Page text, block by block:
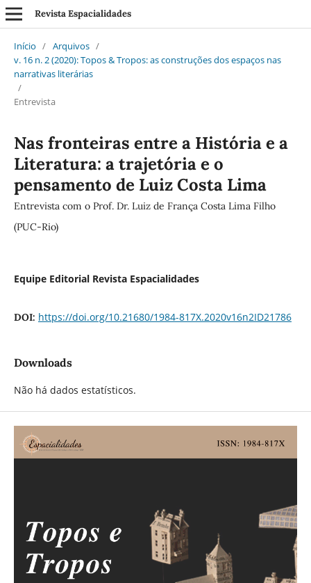
Revista Espacialidades
Início / Arquivos /
v. 16 n. 2 (2020): Topos & Tropos: as construções dos espaços nas
narrativas literárias
/
Entrevista
Nas fronteiras entre a História e a
Literatura: a trajetória e o
pensamento de Luiz Costa Lima
Entrevista com o Prof. Dr. Luiz de França Costa Lima Filho
(PUC-Rio)
Equipe Editorial Revista Espacialidades
DOI: https://doi.org/10.21680/1984-817X.2020v16n2ID21786
Downloads
Não há dados estatísticos.